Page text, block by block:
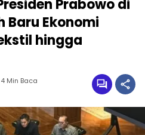
Prabowo di
Baru Ekonomi
hingga
4 Min Baca